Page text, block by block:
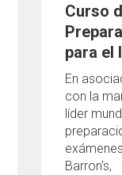
Curso
para el
En
con la
líder
Barron's,